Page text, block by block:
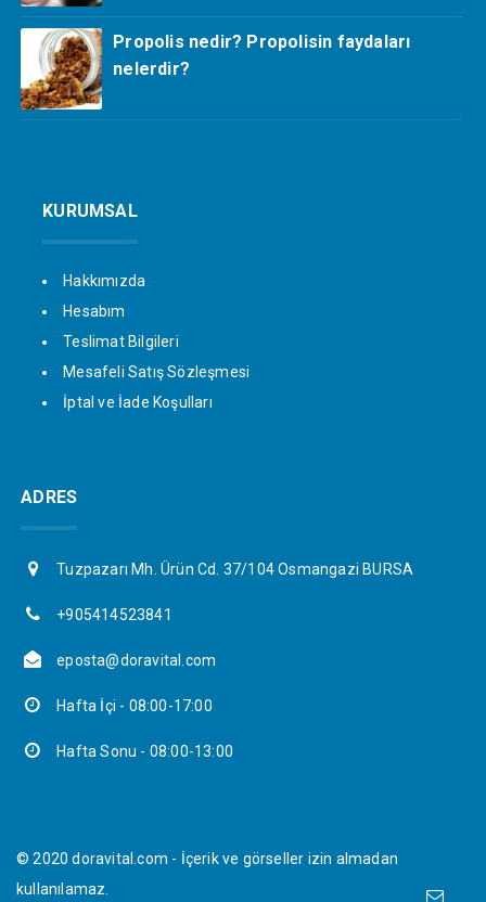
Propolis nedir? Propolisin faydaları
nelerdir?
KURUMSAL
Hakkımızda
Hesabım
Teslimat Bilgileri
Mesafeli Satış Sözleşmesi
İptal ve İade Koşulları
ADRES
Tuzpazarı Mh. Ürün Cd. 37/104 Osmangazi BURSA
+905414523841
eposta@doravital.com
Hafta İçi - 08:00-17:00
Hafta Sonu - 08:00-13:00
© 2020 doravital.com - İçerik ve görseller izin almadan
kullanılamaz.